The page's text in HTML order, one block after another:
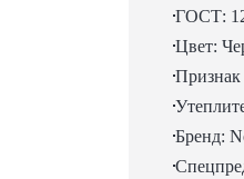
ГОСТ:
Цвет:
Признак
Бренд: